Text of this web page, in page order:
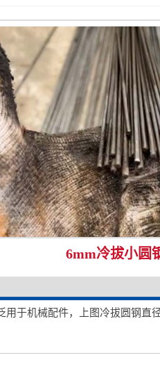
6mm冷拔小圆
用于机械配件，上图冷拔圆钢直